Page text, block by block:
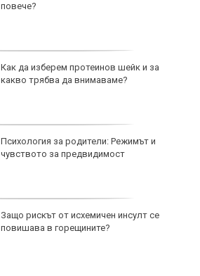
повече?
Как да изберем протеинов шейк и за
какво трябва да внимаваме?
Психология за родители: Режимът и
чувството за предвидимост
Защо рискът от исхемичен инсулт се
повишава в горещините?